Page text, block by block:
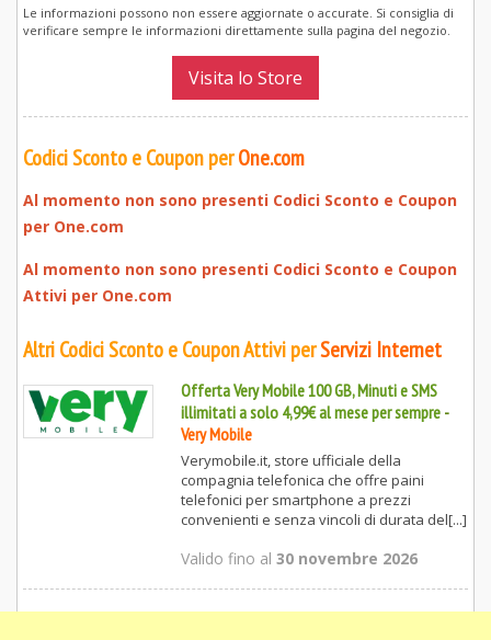
Le informazioni possono non essere aggiornate o accurate. Si consiglia di
verificare sempre le informazioni direttamente sulla pagina del negozio.
Visita lo Store
Codici Sconto e Coupon perOne.com
Al momento non sono presenti Codici Sconto e Coupon
per One.com
Al momento non sono presenti Codici Sconto e Coupon
Attivi per One.com
Altri Codici Sconto e Coupon Attivi perServizi Internet
Offerta Very Mobile 100 GB, Minuti e SMS
illimitati a solo 4,99€ al mese per sempre-
Very Mobile
Verymobile.it, store ufficiale della
compagnia telefonica che offre paini
telefonici per smartphone a prezzi
convenienti e senza vincoli di durata del[...]
Valido fino al 30 novembre 2026